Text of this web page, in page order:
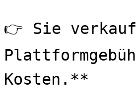
👉 Sie
Kosten.**